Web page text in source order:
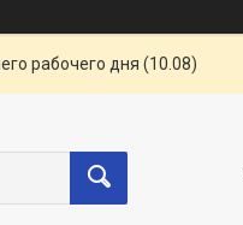
рабочего дня (10.08)